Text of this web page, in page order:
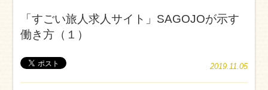
「すごい旅人求人サイト」SAGOJOが示す
働き方（１）
2019.11.05